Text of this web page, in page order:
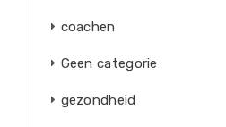
coachen
Geen categorie
gezondheid